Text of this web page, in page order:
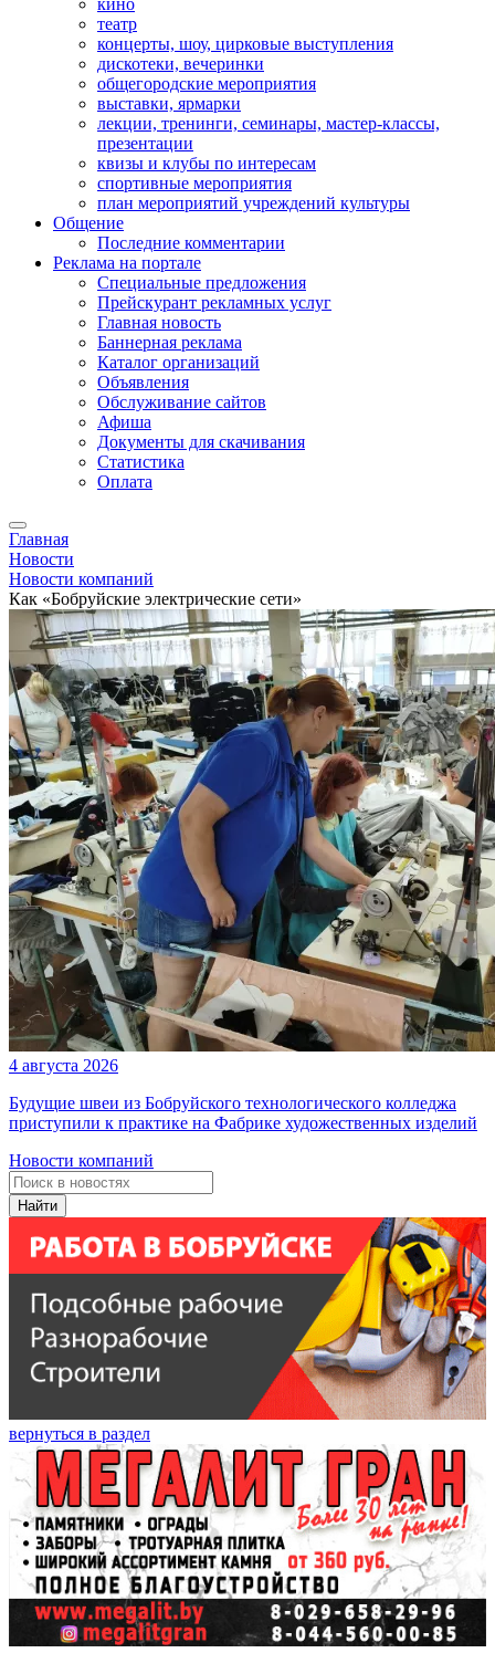
кино
театр
концерты, шоу, цирковые выступления
дискотеки, вечеринки
общегородские мероприятия
выставки, ярмарки
лекции, тренинги, семинары, мастер-классы,
презентации
квизы и клубы по интересам
спортивные мероприятия
план мероприятий учреждений культуры
Общение
Последние комментарии
Реклама на портале
Специальные предложения
Прейскурант рекламных услуг
Главная новость
Баннерная реклама
Каталог организаций
Объявления
Обслуживание сайтов
Афиша
Документы для скачивания
Статистика
Оплата
Главная
Новости
Новости компаний
Как «Бобруйские электрические сети»
4 августа 2026
Будущие швеи из Бобруйского технологического колледжа
приступили к практике на Фабрике художественных изделий
Новости компаний
Найти
вернуться в раздел